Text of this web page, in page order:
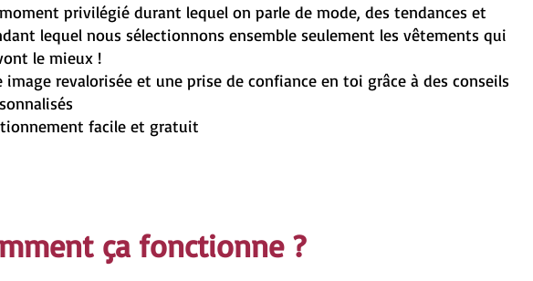
privilégié durant lequel on parle de mode, des tendances et
lequel nous sélectionnons ensemble seulement les vêtements qui
le mieux !
image revalorisée et une prise de confiance en toi grâce à des conseils
facile et gratuit
ça fonctionne ?